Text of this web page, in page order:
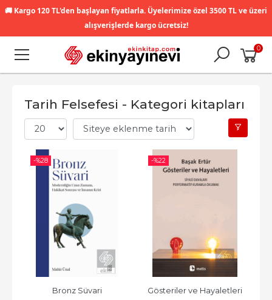
🚚 Kargo 120 TL'den başlayan fiyatlarla. Üyelerimize özel 3500 TL ve üzeri
alışverişlerde kargo ücretsiz!
0
Tarih Felsefesi - Kategori kitapları
-%28
Bronz Süvari
-%22
Gösteriler ve Hayaletleri